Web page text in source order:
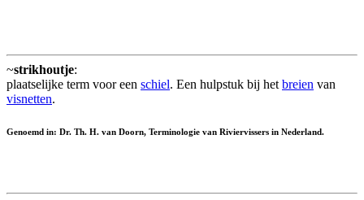
~strikhoutje:
plaatselijke term voor een schiel. Een hulpstuk bij het breien van
visnetten.
Genoemd in: Dr. Th. H. van Doorn, Terminologie van Riviervissers in Nederland.